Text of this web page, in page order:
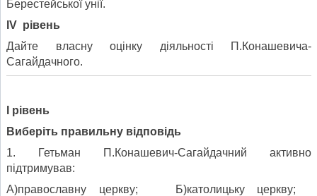
Берестейської унії.
V рівень
Дайте власну оцінку діяльності П.Конашевича-
Сагайдачного.
І рівень
Виберіть правильну відповідь
1. Гетьман П.Конашевич-Сагайдачний активно
підтримував:
А)православну церкву; Б)католицьку церкву;